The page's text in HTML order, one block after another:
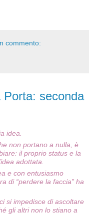
commento:
seconda
idea.
non portano a nulla, è
il proprio status e la
adottata.
e con entusiasmo
di “perdere la faccia” ha
si impedisce di ascoltare
gli altri non lo stiano a